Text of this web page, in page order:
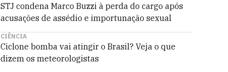
STJ condena Marco Buzzi à perda do cargo após
acusações de assédio e importunação sexual
CIÊNCIA
Ciclone bomba vai atingir o Brasil? Veja o que
dizem os meteorologistas